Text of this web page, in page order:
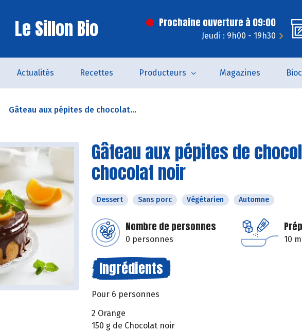
Le Sillon Bio Prochaine ouverture à 09:00
Jeudi : 9h00 - 19h30
Actualités Recettes Producteurs Magazines
Gâteau aux pépites de chocolat...
Gâteau aux pépites de
chocolat noir
Dessert Sans porc Végétarien Automne
Nombre de personnes
0 personnes 10
Ingrédients
Pour 6 personnes
2 Orange
150 g de Chocolat noir